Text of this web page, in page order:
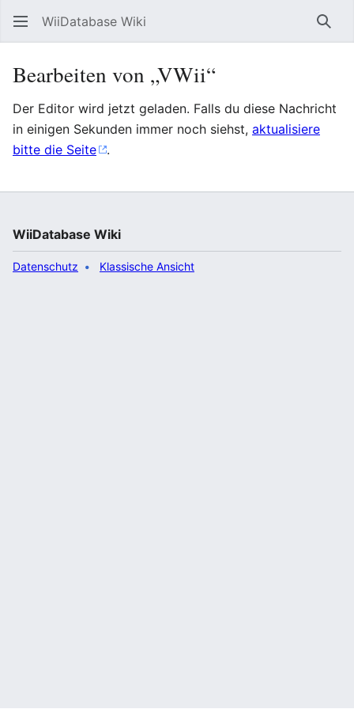
WiiDatabase Wiki
Bearbeiten von „VWii“
Der Editor wird jetzt geladen. Falls du diese Nachricht
in einigen Sekunden immer noch siehst, aktualisiere
bitte die Seite
.
WiiDatabase Wiki
Datenschutz Klassische Ansicht